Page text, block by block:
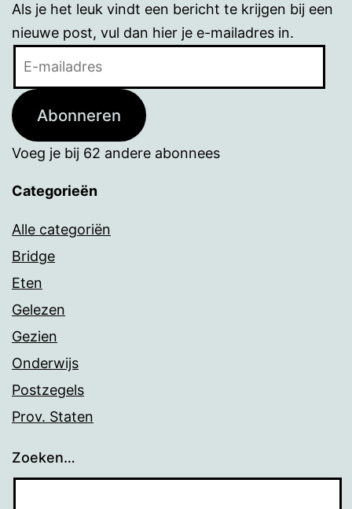
Als je het leuk vindt een bericht te krijgen bij een
nieuwe post, vul dan hier je e-mailadres in.
Abonneren
Voeg je bij 62 andere abonnees
Categorieën
Alle categoriën
Bridge
Eten
Gelezen
Gezien
Onderwijs
Postzegels
Prov. Staten
Zoeken…